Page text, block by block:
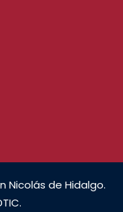
Nicolás de Hidalgo.